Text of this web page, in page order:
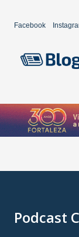
Facebook
Podcast